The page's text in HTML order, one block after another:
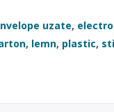
uzate,
, lemn, plastic,